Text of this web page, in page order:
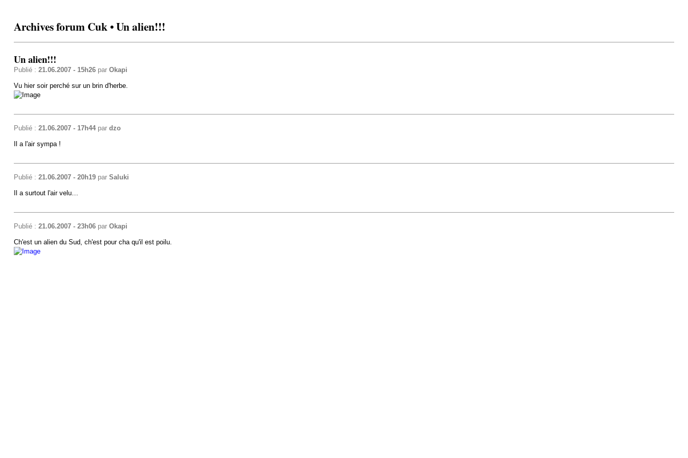
Archives forum Cuk • Un alien!!!
Un alien!!!
Publié : 21.06.2007 - 15h26par Okapi
Vu hier soir perché sur un brin d'herbe.
Publié : 21.06.2007 - 17h44par dzo
Il a l'air sympa !
Publié : 21.06.2007 - 20h19par Saluki
Il a surtout l'air velu…
Publié : 21.06.2007 - 23h06par Okapi
Ch'est un alien du Sud, ch'est pour cha qu'il est poilu.